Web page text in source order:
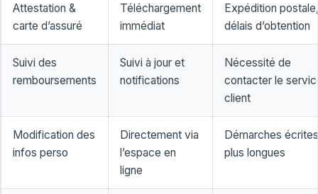
Attestation &
carte d’assuré
Téléchargement
immédiat
Expédition postale,
délais d’obtention
Suivi des
remboursements
Suivi à jour et
notifications
Nécessité de
contacter le
client
Modification des
infos perso
Directement via
l’espace en
ligne
Démarches écrites
plus longues